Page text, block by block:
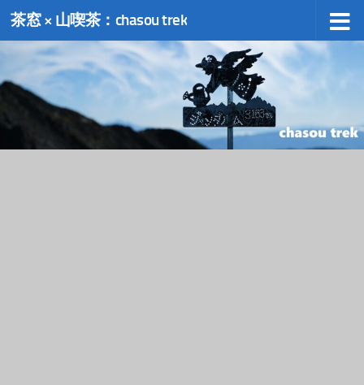
コンテンツへスキップ
茶窓 × 山喫茶：chasou trek